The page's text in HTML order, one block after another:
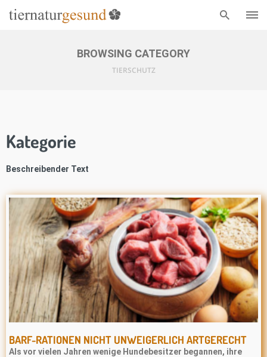
BROWSING CATEGORY
TIERSCHUTZ
Kategorie
Beschreibender Text
BARF-RATIONEN NICHT UNWEIGERLICH ARTGERECHT
Als vor vielen Jahren wenige Hundebesitzer begannen, ihre